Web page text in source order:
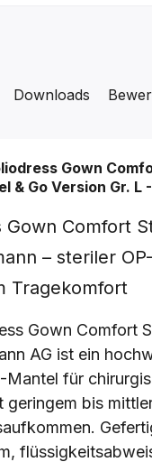
Downloads
Gown
& Go Version Gr. L
Gown Comfort
– steriler
Tragekomfort
Gown Comfort
AG ist ein
Mantel für
geringem bis